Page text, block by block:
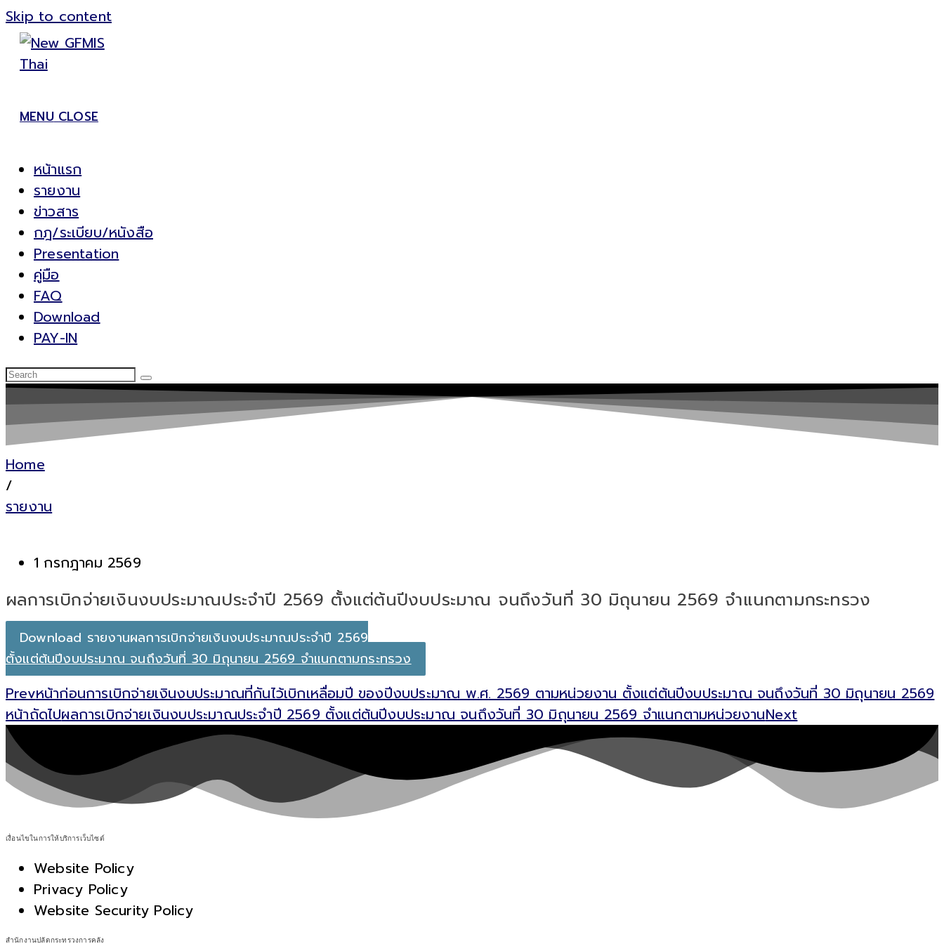
Skip to content
MENU CLOSE
หน้าแรก
รายงาน
ข่าวสาร
กฎ/ระเบียบ/หนังสือ
Presentation
คู่มือ
FAQ
Download
PAY-IN
Home
/
รายงาน
1 กรกฎาคม 2569
ผลการเบิกจ่ายเงินงบประมาณประจำปี 2569 ตั้งแต่ต้นปีงบประมาณ จนถึงวันที่ 30 มิถุนายน 2569 จำแนกตามกระทรวง
Download รายงานผลการเบิกจ่ายเงินงบประมาณประจำปี 2569
ตั้งแต่ต้นปีงบประมาณ จนถึงวันที่ 30 มิถุนายน 2569 จำแนกตามกระทรวง
Prevหน้าก่อนการเบิกจ่ายเงินงบประมาณที่กันไว้เบิกเหลื่อมปี ของปีงบประมาณ พ.ศ. 2569 ตามหน่วยงาน ตั้งแต่ต้นปีงบประมาณ จนถึงวันที่ 30 มิถุนายน 2569
หน้าถัดไปผลการเบิกจ่ายเงินงบประมาณประจำปี 2569 ตั้งแต่ต้นปีงบประมาณ จนถึงวันที่ 30 มิถุนายน 2569 จำแนกตามหน่วยงานNext
เงื่อนไขในการให้บริการเว็บไซต์
Website Policy
Privacy Policy
Website Security Policy
สำนักงานปลัดกระทรวงการคลัง